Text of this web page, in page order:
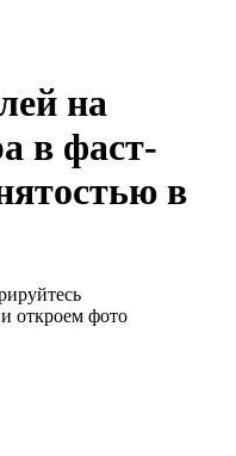
на
в фаст-
в
откроем фото